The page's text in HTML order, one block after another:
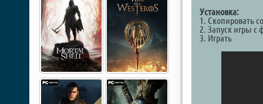
Установка:
1. Скопировать
2. Запуск игры с
3. Играть